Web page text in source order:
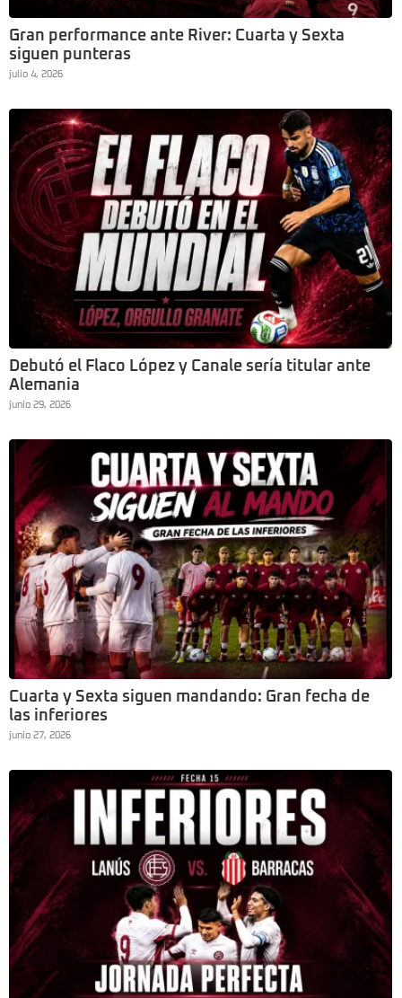
Gran performance ante River: Cuarta y Sexta
siguen punteras
julio 4, 2026
Debutó el Flaco López y Canale sería titular ante
Alemania
junio 29, 2026
Cuarta y Sexta siguen mandando: Gran fecha de
las inferiores
junio 27, 2026